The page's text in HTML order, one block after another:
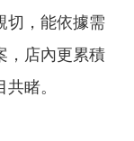
切，能依據需
，店內更累積
睹。